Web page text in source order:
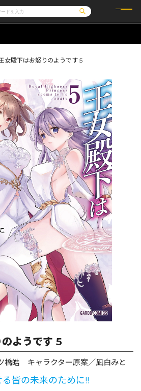
ライトノベル
ノベルスf
オーバーラップ広報室
ィングス
お問い合わせはこちら
オーバーラップ文庫
オーバーラップノベルス
オーバーラップノベルスf
ロサージュノベルス
コミックガルド
コミッククリエ
女殿下はお怒りのようです 5
ようです 5
皓 キャラクター原案／凪白みと
皆の未来のために!!